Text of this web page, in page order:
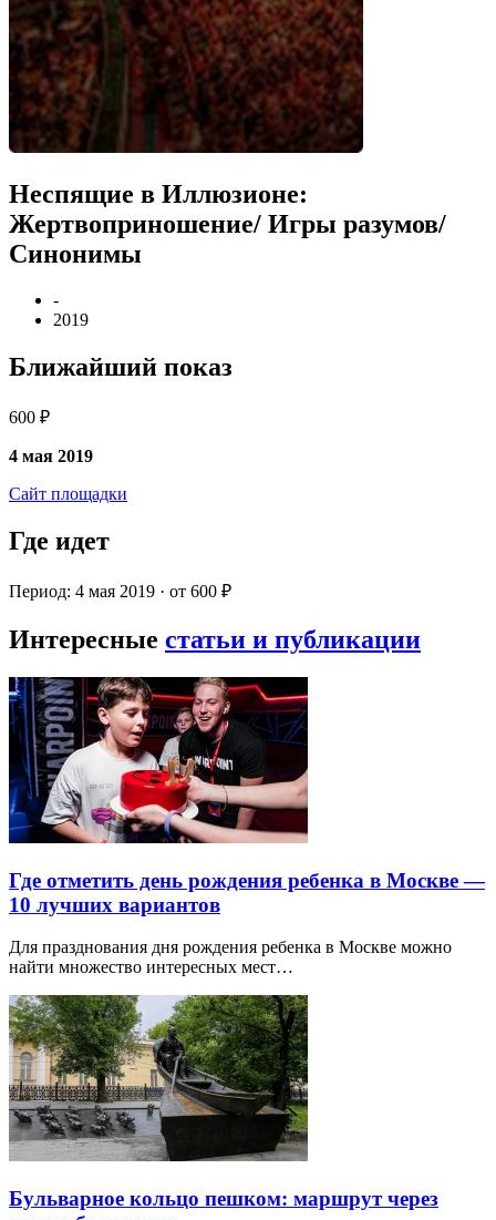
Неспящие в Иллюзионе:
Жертвоприношение/ Игры разумов/
Синонимы
-
2019
Ближайший показ
600 ₽
4 мая 2019
Сайт площадки
Где идет
Период: 4 мая 2019 · от 600 ₽
Интересные статьи и публикации
Где отметить день рождения ребенка в Москве —
10 лучших вариантов
Для празднования дня рождения ребенка в Москве можно
найти множество интересных мест…
Бульварное кольцо пешком: маршрут через